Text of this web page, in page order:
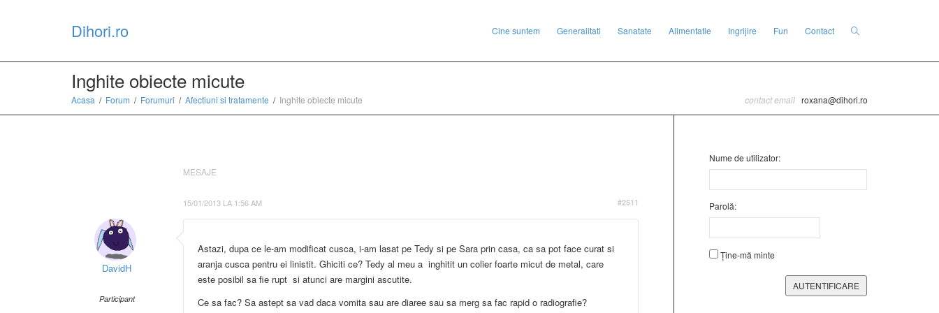
Dihori.ro Cine suntem Generalitati Sanatate Alimentatie Ingrijire Fun Contact
Inghite obiecte micute
Acasa Forum Forumuri Afectiuni si tratamente Inghite obiecte micute contact email roxana@dihori.ro
MESAJE
15/01/2013 LA 1:56 AM #2511
DavidH
Participant
Astazi, dupa ce le-am modificat cusca, i-am lasat pe Tedy si pe Sara prin casa, ca sa pot face curat si
aranja cusca pentru ei linistit. Ghiciti ce? Tedy al meu a inghitit un colier foarte micut de metal, care
este posibil sa fie rupt si atunci are margini ascutite.
Ce sa fac? Sa astept sa vad daca vomita sau are diaree sau sa merg sa fac rapid o radiografie?
Nume de utilizator:
Parolă:
Ține-mă minte
AUTENTIFICARE